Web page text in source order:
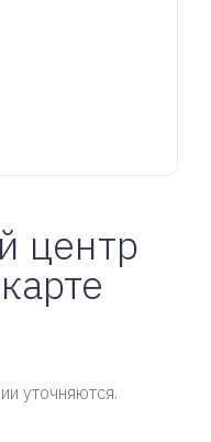
центр
уточняются.